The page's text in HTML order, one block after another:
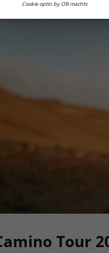
Tour
Cookie optin by Olli machts